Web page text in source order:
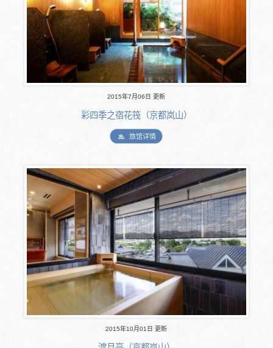
2015年7月06日 更新
彩四季之宿花筏（京都岚山）
旅馆详情
2015年10月01日 更新